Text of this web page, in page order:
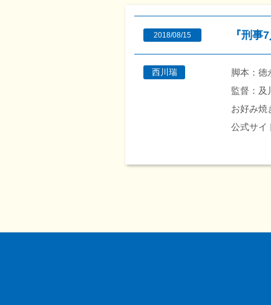
2018/08/15 『刑事
西川瑞
脚本：徳
監督：及
お好み
公式サイ